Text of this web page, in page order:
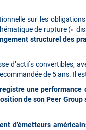
sur les
de rupture («
structurel des
d’actifs convertibles,
de 5 ans. Il
une performance
de son Peer
d’émetteurs